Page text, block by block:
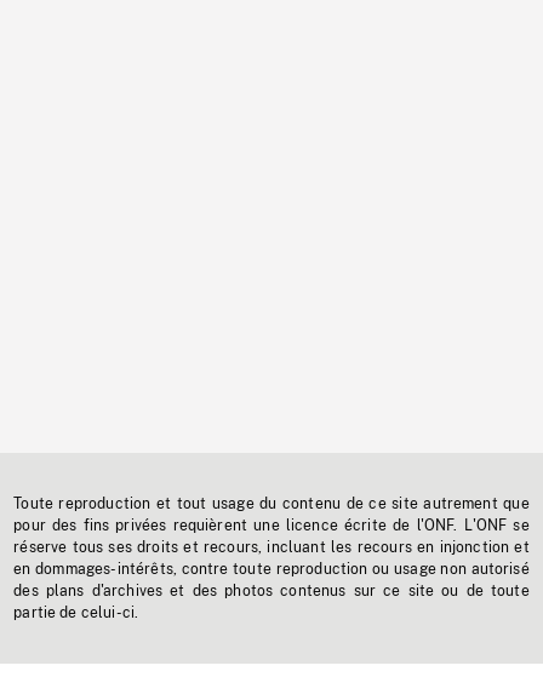
Toute reproduction et tout usage du contenu de ce site autrement que
pour des fins privées requièrent une licence écrite de l'ONF. L'ONF se
réserve tous ses droits et recours, incluant les recours en injonction et
en dommages-intérêts, contre toute reproduction ou usage non autorisé
des plans d'archives et des photos contenus sur ce site ou de toute
partie de celui-ci.